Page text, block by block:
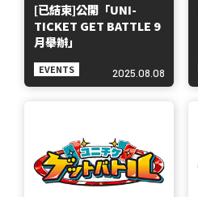
[已結束]公開「UNI-
TICKET GET BATTLE 9
月舉辦」
EVENTS 2025.08.08